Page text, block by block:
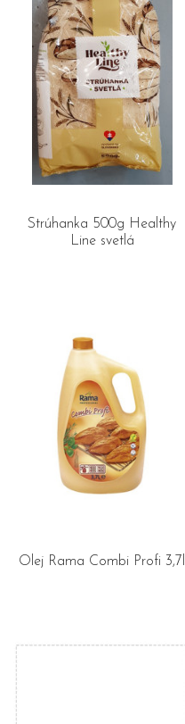
Strúhanka 500g Healthy
Line svetlá
Olej Rama Combi Profi 3,7l